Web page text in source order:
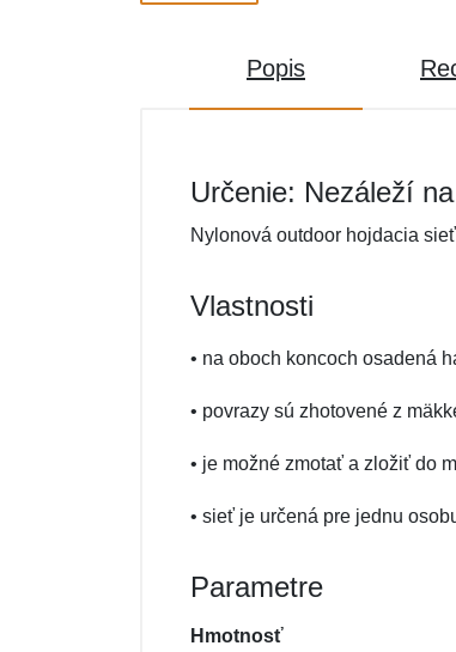
Popis
Určenie: Nezáleží
Nylonová outdoor hojdacia
Vlastnosti
• na oboch koncoch osadená
• povrazy sú zhotovené z
• je možné zmotať a zložiť do
• sieť je určená pre jednu
Parametre
Hmotnosť